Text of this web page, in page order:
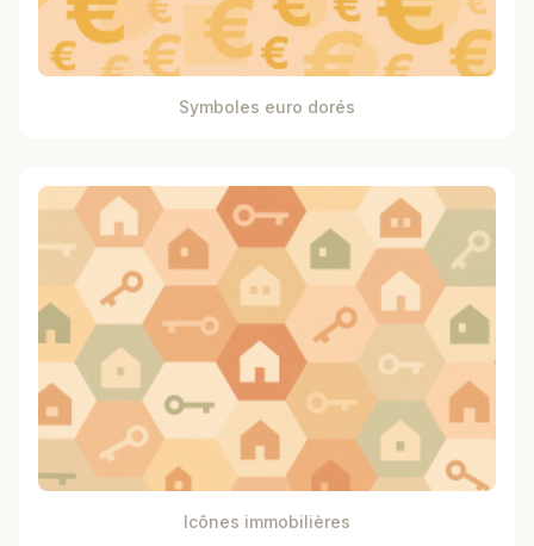
Symboles euro dorés
Icônes immobilières